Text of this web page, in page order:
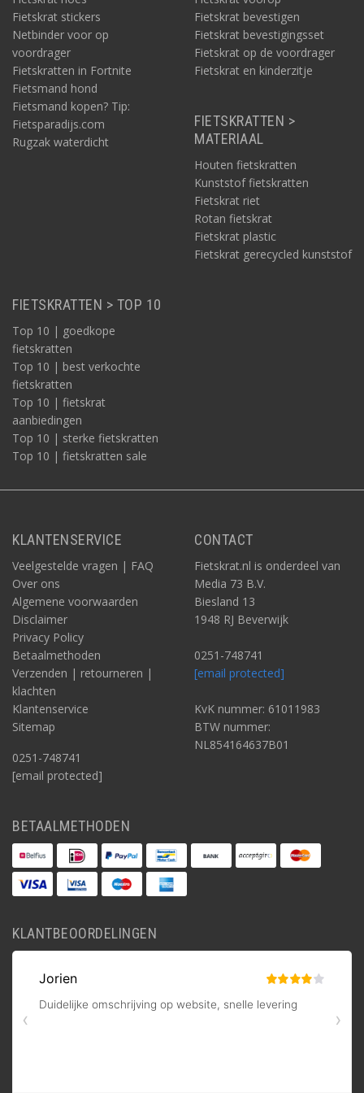
Voordelen Fietskrat.nl
Een leuke krat voor de fiets? Zo gevonden!
Standaard lage prijzen
Snelle verzending, uit voorraad
Ook afhalen mogelijk
Betrouwbare levering, via PostNL
Beste productinformatie
Uitstekende klantenservice
Hoge beoordelingen!
Fietskrat stickers
Netbinder voor op
voordrager
Fietskratten in Fortnite
Fietsmand hond
Fietsmand kopen? Tip:
Fietsparadijs.com
Rugzak waterdicht
Fietskrat bevestigen
Fietskrat bevestigingsset
Fietskrat op de voordrager
Fietskrat en kinderzitje
FIETSKRATTEN >
MATERIAAL
Houten fietskratten
Kunststof fietskratten
Fietskrat riet
Rotan fietskrat
Fietskrat plastic
Fietskrat gerecycled kunststof
FIETSKRATTEN > TOP 10
Top 10 | goedkope
fietskratten
Top 10 | best verkochte
fietskratten
Top 10 | fietskrat
aanbiedingen
Top 10 | sterke fietskratten
Top 10 | fietskratten sale
KLANTENSERVICE
Veelgestelde vragen | FAQ
Over ons
Algemene voorwaarden
Disclaimer
Privacy Policy
Betaalmethoden
Verzenden | retourneren |
klachten
Klantenservice
Sitemap
0251-748741
[email protected]
CONTACT
Fietskrat.nl is onderdeel van
Media 73 B.V.
Biesland 13
1948 RJ Beverwijk
0251-748741
[email protected]
KvK nummer: 61011983
BTW nummer:
NL854164637B01
BETAALMETHODEN
KLANTBEOORDELINGEN